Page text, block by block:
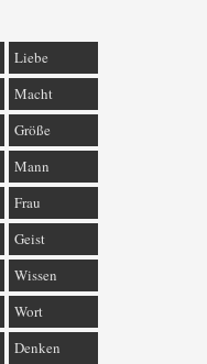
Liebe
Macht
Größe
Mann
Frau
Geist
Wissen
Wort
Denken